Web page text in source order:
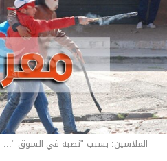
الملاسين: بسبب "نصبة في السوق